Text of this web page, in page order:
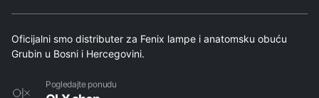
Oficijalni smo distributer za Fenix lampe i anatomsku obuću
Grubin u Bosni i Hercegovini.
Pogledajte ponudu